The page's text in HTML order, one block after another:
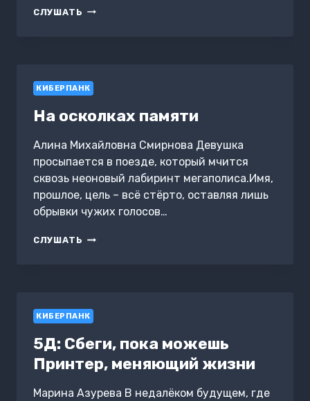
СЛУШАТЬ СТРАТЕГИЯ
КИБЕРПАНК
На осколках памяти
Алина Михайловна Смирнова Девушка
просыпается в поезде, который мчится
сквозь неоновый лабиринт мегаполиса.Имя,
прошлое, цель – всё стёрто, оставляя лишь
обрывки чужих голосов…
СЛУШАТЬ НА
КИБЕРПАНК
5Д: Сбеги, пока можешь
Принтер, меняющий жизни
Марина Азурева В недалёком будущем, где